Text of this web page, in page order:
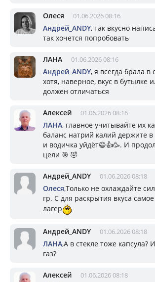
Олеся 01.06.2026 08:16
Андрей_ANDY, так вкусно
так хочется попробовать
ЛАНА 01.06.2026 08:16
Андрей_ANDY, я всегда брала в
хотя, наверное, вкус в бутылке
должен отличаться
Алексей 01.06.2026 08:16
ЛАНА, главное учитывайте их
баланс натрий калий держите в
и водичка уйдёт😄👍🥳. И
цели 🎯 🤣
Андрей_ANDY 01.06.2026 08:18
Олеся,Только не охлаждайте
гр. С для раскрытия вкуса
лагер
Андрей_ANDY 01.06.2026 08:18
ЛАНА,А в стекле тоже капсула?
газ?
Алексей 01.06.2026 08:18